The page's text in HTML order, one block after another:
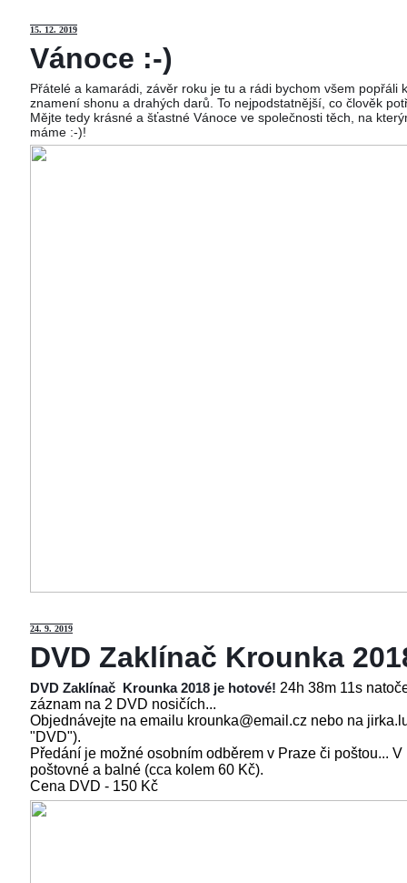
15. 12. 2019
Vánoce :-)
Přátelé a kamarádi, závěr roku je tu a rádi bychom všem
znamení shonu a drahých darů. To nejpodstatnější, co člověk
Mějte tedy krásné a šťastné Vánoce ve společnosti těch, na
máme :-)!
24. 9. 2019
DVD Zaklínač Krounka
DVD Zaklínač Krounka 2018 je hotové! 24h 38m 11s
záznam na 2 DVD nosičích...
Objednávejte na emailu krounka@email.cz nebo na
"DVD").
Předání je možné osobním odběrem v Praze či poštou...
poštovné a balné (cca kolem 60 Kč).
Cena DVD - 150 Kč